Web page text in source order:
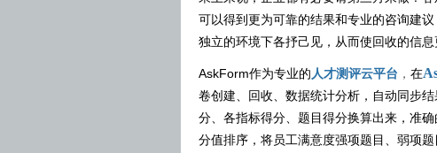
可以得到更为可靠的结果和专业的咨询建
独立的环境下各抒己见，从而使回收的信息
AskForm作为专业的 人才测评云平台 ， 在
卷创建、回收、数据统计分析，自动同步
分、各指标得分、题目得分换算出来，准
分值排序，将员工满意度强项题目、弱项